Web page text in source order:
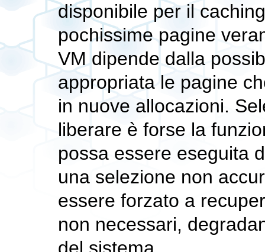
disponibile per il
pochissime pagine
VM dipende dalla
appropriata le pagine
in nuove allocazioni.
liberare è forse la
possa essere eseguita
una selezione non
essere forzato a
non necessari,